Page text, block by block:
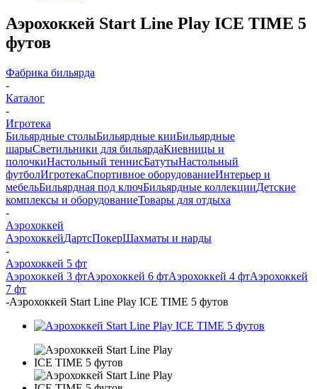
Аэрохоккей Start Line Play ICE TIME 5
футов
Фабрика бильярда
-
Каталог
-
Игротека
Бильярдные столыБильярдные кииБильярдные
шарыСветильники для бильярдаКиевницы и
полочкиНастольный теннисБатутыНастольный
футболИгротекаСпортивное оборудованиеИнтерьер и
мебельБильярдная под ключБильярдные коллекцииДетские
комплексы и оборудованиеТовары для отдыха
-
Аэрохоккей
АэрохоккейДартсПокерШахматы и нарды
-
Аэрохоккей 5 фт
Аэрохоккей 3 фтАэрохоккей 6 фтАэрохоккей 4 фтАэрохоккей
7 фт
-Аэрохоккей Start Line Play ICE TIME 5 футов